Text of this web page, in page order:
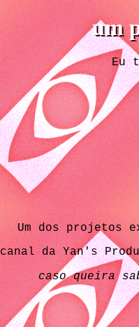
um
Eu
Um dos projetos
canal da Yan's
caso queira